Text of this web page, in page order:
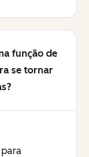
função de
se tornar